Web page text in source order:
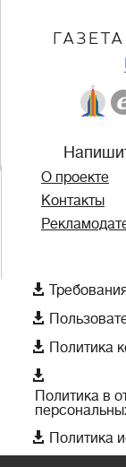
О проекте
Контакты


 Политика

Политика в
 Политика